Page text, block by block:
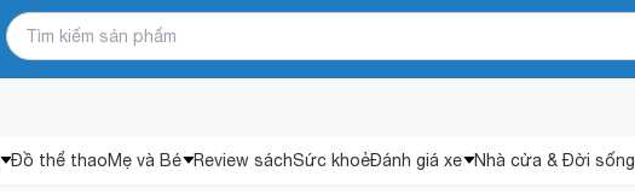
Đồ thể thaoMẹ và Bé Review sáchSức khoẻĐánh giá xe Nhà cửa & Đời sống